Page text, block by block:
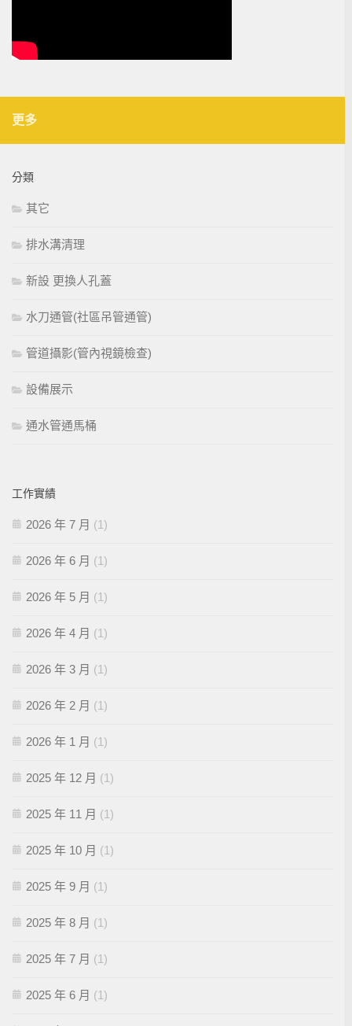
更多
分類
其它
排水溝清理
新設 更換人孔蓋
水刀通管(社區吊管通管)
管道攝影(管內視鏡檢查)
設備展示
通水管通馬桶
工作實績
2026 年 7 月 (1)
2026 年 6 月 (1)
2026 年 5 月 (1)
2026 年 4 月 (1)
2026 年 3 月 (1)
2026 年 2 月 (1)
2026 年 1 月 (1)
2025 年 12 月 (1)
2025 年 11 月 (1)
2025 年 10 月 (1)
2025 年 9 月 (1)
2025 年 8 月 (1)
2025 年 7 月 (1)
2025 年 6 月 (1)